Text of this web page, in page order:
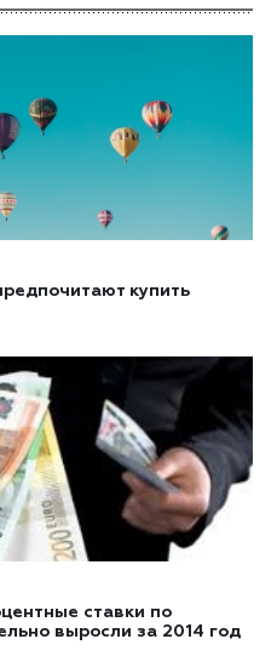
купить
ставки по
выросли за 2014 год